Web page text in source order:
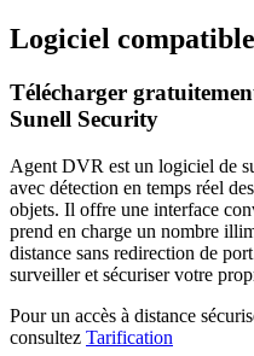
Logiciel
Télécharger
Sunell Security
Agent DVR est un logiciel de
avec détection en temps réel
objets. Il offre une interface
prend en charge un nombre
distance sans redirection de
surveiller et sécuriser votre
Pour un accès à distance
consultez Tarification